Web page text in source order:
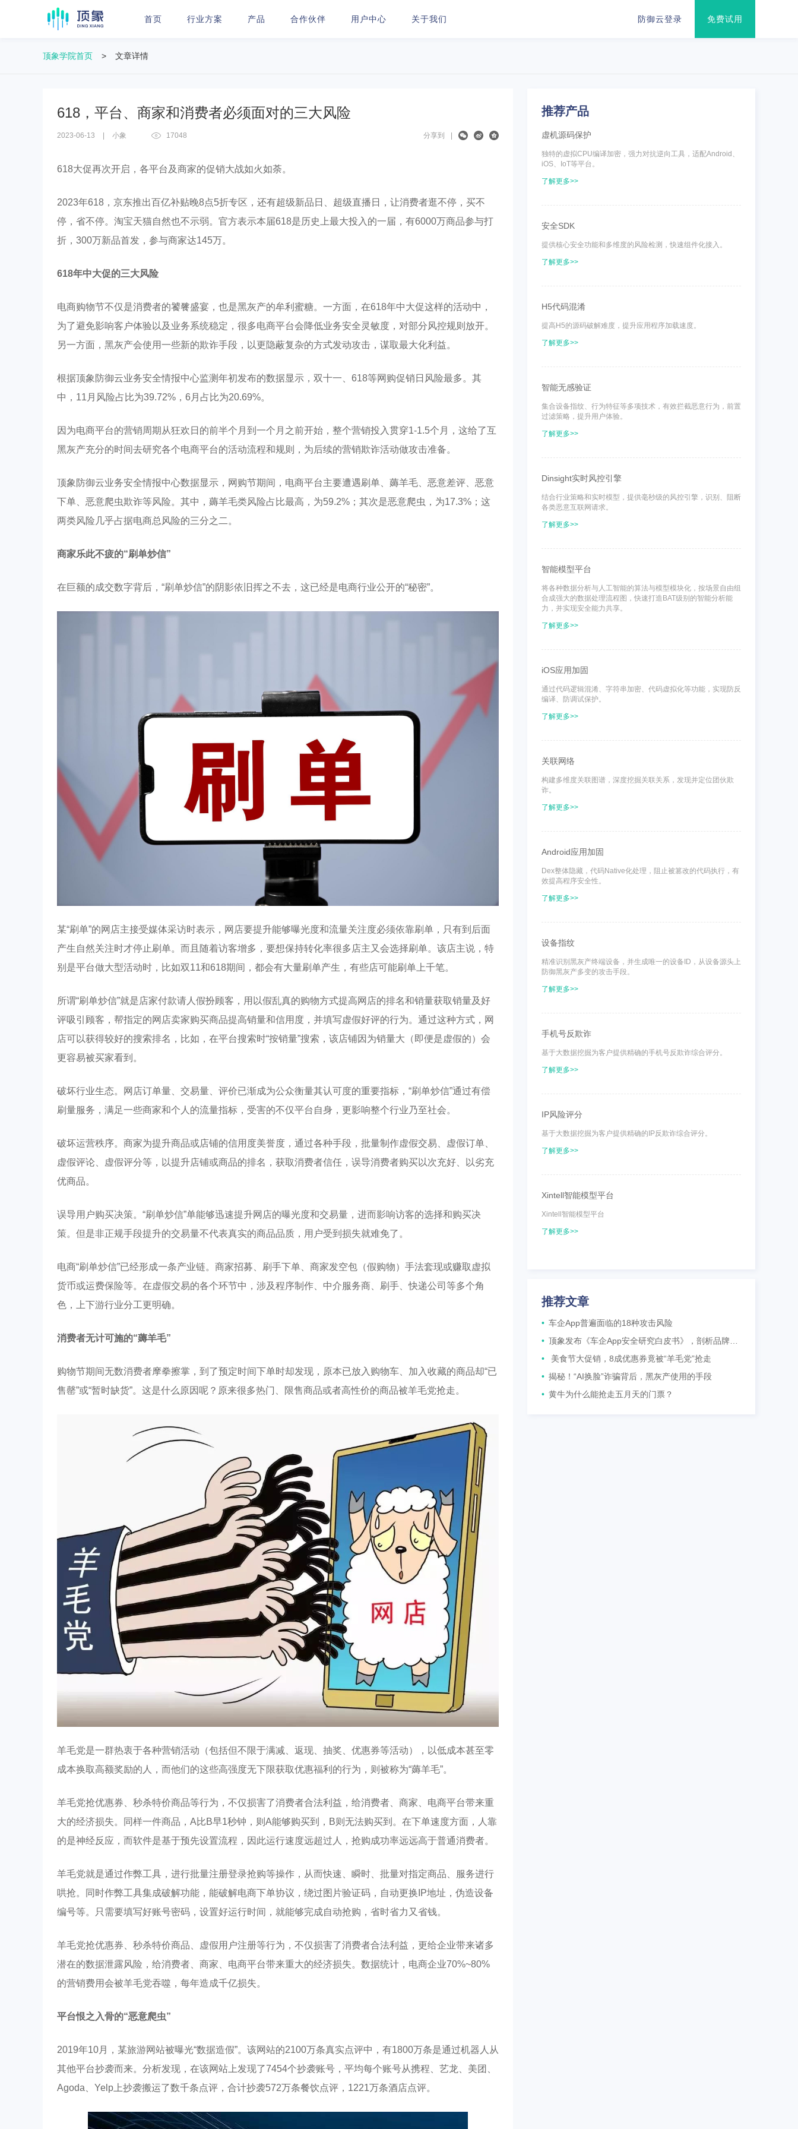
首页 行业方案 产品 合作伙伴 用户中心 关于我们 防御云登录 免费试用
顶象学院首页 > 文章详情
618，平台、商家和消费者必须面对的三大风险
2023-06-13 小象 17048 分享到
618大促再次开启，各平台及商家的促销大战如火如荼。
2023年618，京东推出百亿补贴晚8点5折专区，还有超级新品日、超级直播日，让消费者逛不停，买不
停，省不停。淘宝天猫自然也不示弱。官方表示本届618是历史上最大投入的一届，有6000万商品参与打
折，300万新品首发，参与商家达145万。
618年中大促的三大风险
电商购物节不仅是消费者的饕餮盛宴，也是黑灰产的牟利蜜糖。一方面，在618年中大促这样的活动中，
为了避免影响客户体验以及业务系统稳定，很多电商平台会降低业务安全灵敏度，对部分风控规则放开。
另一方面，黑灰产会使用一些新的欺诈手段，以更隐蔽复杂的方式发动攻击，谋取最大化利益。
根据顶象防御云业务安全情报中心监测年初发布的数据显示，双十一、618等网购促销日风险最多。其
中，11月风险占比为39.72%，6月占比为20.69%。
因为电商平台的营销周期从狂欢日的前半个月到一个月之前开始，整个营销投入贯穿1-1.5个月，这给了互
黑灰产充分的时间去研究各个电商平台的活动流程和规则，为后续的营销欺诈活动做攻击准备。
顶象防御云业务安全情报中心数据显示，网购节期间，电商平台主要遭遇刷单、薅羊毛、恶意差评、恶意
下单、恶意爬虫欺诈等风险。其中，薅羊毛类风险占比最高，为59.2%；其次是恶意爬虫，为17.3%；这
两类风险几乎占据电商总风险的三分之二。
商家乐此不疲的“刷单炒信”
在巨额的成交数字背后，“刷单炒信”的阴影依旧挥之不去，这已经是电商行业公开的“秘密”。
某“刷单”的网店主接受媒体采访时表示，网店要提升能够曝光度和流量关注度必须依靠刷单，只有到后面
产生自然关注时才停止刷单。而且随着访客增多，要想保持转化率很多店主又会选择刷单。该店主说，特
别是平台做大型活动时，比如双11和618期间，都会有大量刷单产生，有些店可能刷单上千笔。
所谓“刷单炒信”就是店家付款请人假扮顾客，用以假乱真的购物方式提高网店的排名和销量获取销量及好
评吸引顾客，帮指定的网店卖家购买商品提高销量和信用度，并填写虚假好评的行为。通过这种方式，网
店可以获得较好的搜索排名，比如，在平台搜索时“按销量”搜索，该店铺因为销量大（即便是虚假的）会
更容易被买家看到。
破坏行业生态。网店订单量、交易量、评价已渐成为公众衡量其认可度的重要指标，“刷单炒信”通过有偿
刷量服务，满足一些商家和个人的流量指标，受害的不仅平台自身，更影响整个行业乃至社会。
破坏运营秩序。商家为提升商品或店铺的信用度美誉度，通过各种手段，批量制作虚假交易、虚假订单、
虚假评论、虚假评分等，以提升店铺或商品的排名，获取消费者信任，误导消费者购买以次充好、以劣充
优商品。
误导用户购买决策。“刷单炒信”单能够迅速提升网店的曝光度和交易量，进而影响访客的选择和购买决
策。但是非正规手段提升的交易量不代表真实的商品品质，用户受到损失就难免了。
电商“刷单炒信”已经形成一条产业链。商家招募、刷手下单、商家发空包（假购物）手法套现或赚取虚拟
货币或运费保险等。在虚假交易的各个环节中，涉及程序制作、中介服务商、刷手、快递公司等多个角
色，上下游行业分工更明确。
消费者无计可施的“薅羊毛”
购物节期间无数消费者摩拳擦掌，到了预定时间下单时却发现，原本已放入购物车、加入收藏的商品却“已
售罄”或“暂时缺货”。这是什么原因呢？原来很多热门、限售商品或者高性价的商品被羊毛党抢走。
羊毛党是一群热衷于各种营销活动（包括但不限于满减、返现、抽奖、优惠券等活动），以低成本甚至零
成本换取高额奖励的人，而他们的这些高强度无下限获取优惠福利的行为，则被称为“薅羊毛”。
羊毛党抢优惠券、秒杀特价商品等行为，不仅损害了消费者合法利益，给消费者、商家、电商平台带来重
大的经济损失。同样一件商品，A比B早1秒钟，则A能够购买到，B则无法购买到。在下单速度方面，人靠
的是神经反应，而软件是基于预先设置流程，因此运行速度远超过人，抢购成功率远远高于普通消费者。
羊毛党就是通过作弊工具，进行批量注册登录抢购等操作，从而快速、瞬时、批量对指定商品、服务进行
哄抢。同时作弊工具集成破解功能，能破解电商下单协议，绕过图片验证码，自动更换IP地址，伪造设备
编号等。只需要填写好账号密码，设置好运行时间，就能够完成自动抢购，省时省力又省钱。
羊毛党抢优惠券、秒杀特价商品、虚假用户注册等行为，不仅损害了消费者合法利益，更给企业带来诸多
潜在的数据泄露风险，给消费者、商家、电商平台带来重大的经济损失。数据统计，电商企业70%~80%
的营销费用会被羊毛党吞噬，每年造成千亿损失。
平台恨之入骨的“恶意爬虫”
2019年10月，某旅游网站被曝光“数据造假”。该网站的2100万条真实点评中，有1800万条是通过机器人从
其他平台抄袭而来。分析发现，在该网站上发现了7454个抄袭账号，平均每个账号从携程、艺龙、美团、
Agoda、Yelp上抄袭搬运了数千条点评，合计抄袭572万条餐饮点评，1221万条酒店点评。
推荐产品
虚机源码保护
独特的虚拟CPU编译加密，强力对抗逆向工具，适配Android、
iOS、IoT等平台。
了解更多>>
安全SDK
提供核心安全功能和多维度的风险检测，快速组件化接入。
了解更多>>
H5代码混淆
提高H5的源码破解难度，提升应用程序加载速度。
了解更多>>
智能无感验证
集合设备指纹、行为特征等多项技术，有效拦截恶意行为，前置
过滤策略，提升用户体验。
了解更多>>
Dinsight实时风控引擎
结合行业策略和实时模型，提供毫秒级的风控引擎，识别、阻断
各类恶意互联网请求。
了解更多>>
智能模型平台
将各种数据分析与人工智能的算法与模型模块化，按场景自由组
合成强大的数据处理流程图，快速打造BAT级别的智能分析能
力，并实现安全能力共享。
了解更多>>
iOS应用加固
通过代码逻辑混淆、字符串加密、代码虚拟化等功能，实现防反
编译、防调试保护。
了解更多>>
关联网络
构建多维度关联图谱，深度挖掘关联关系，发现并定位团伙欺
诈。
了解更多>>
Android应用加固
Dex整体隐藏，代码Native化处理，阻止被篡改的代码执行，有
效提高程序安全性。
了解更多>>
设备指纹
精准识别黑灰产终端设备，并生成唯一的设备ID，从设备源头上
防御黑灰产多变的攻击手段。
了解更多>>
手机号反欺诈
基于大数据挖掘为客户提供精确的手机号反欺诈综合评分。
了解更多>>
IP风险评分
基于大数据挖掘为客户提供精确的IP反欺诈综合评分。
了解更多>>
Xintell智能模型平台
Xintell智能模型平台
了解更多>>
推荐文章
• 车企App普遍面临的18种攻击风险
• 顶象发布《车企App安全研究白皮书》，剖析品牌汽车App两大风险
•
美食节大促销，8成优惠券竟被“羊毛党”抢走
• 揭秘！“AI换脸”诈骗背后，黑灰产使用的手段
• 黄牛为什么能抢走五月天的门票？